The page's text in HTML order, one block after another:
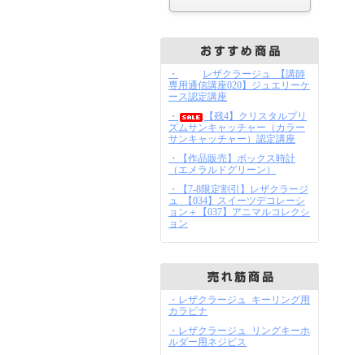
・
レザクラージュ_【講師
専用通信講座020】ジュエリーケ
ース認定講座
・
【残4】クリスタルプリ
ズムサンキャッチャー（カラー
サンキャッチャー）認定講座
・【作品販売】ボックス時計
（エメラルドグリーン）
・【7-8限定割引】レザクラージ
ュ_【034】スイーツデコレーシ
ョン＋【037】アニマルコレクシ
ョン
・レザクラージュ_キーリング用
カラビナ
・レザクラージュ_リングキーホ
ルダー用ネジビス